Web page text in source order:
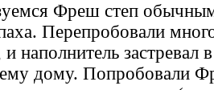
Фреш степ
Перепробовали
наполнитель застревал
дому. Попробовали